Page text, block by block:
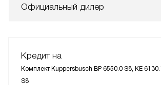
Официальный дилер
Кредит на
Комплект Kuppersbusch BP 6550.0 S8, KE
S8